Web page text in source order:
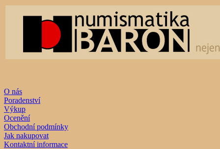
O nás
Poradenství
Výkup
Ocenění
Obchodní podmínky
Jak nakupovat
Kontaktní informace